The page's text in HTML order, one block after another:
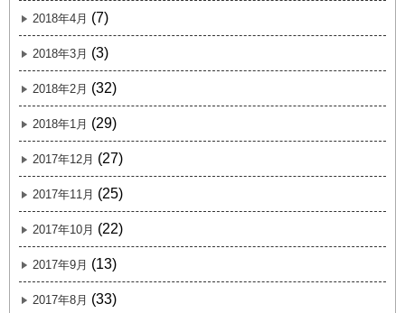
2018年4月 (7)
2018年3月 (3)
2018年2月 (32)
2018年1月 (29)
2017年12月 (27)
2017年11月 (25)
2017年10月 (22)
2017年9月 (13)
2017年8月 (33)